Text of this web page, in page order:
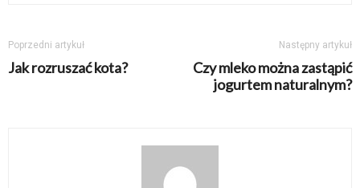
Poprzedni artykuł
Jak rozruszać kota?
Następny artykuł
Czy mleko można zastąpić
jogurtem naturalnym?